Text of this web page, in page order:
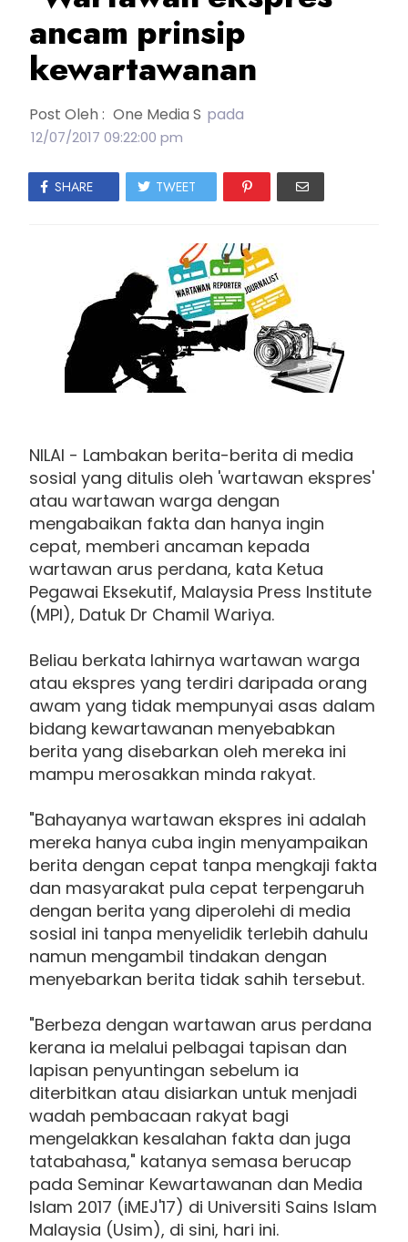
ancam prinsip
kewartawanan
Post Oleh : One Media S pada
12/07/2017 09:22:00 pm
SHARE TWEET
NILAI - Lambakan berita-berita di media
sosial yang ditulis oleh 'wartawan ekspres'
atau wartawan warga dengan
mengabaikan fakta dan hanya ingin
cepat, memberi ancaman kepada
wartawan arus perdana, kata Ketua
Pegawai Eksekutif, Malaysia Press Institute
(MPI), Datuk Dr Chamil Wariya.
Beliau berkata lahirnya wartawan warga
atau ekspres yang terdiri daripada orang
awam yang tidak mempunyai asas dalam
bidang kewartawanan menyebabkan
berita yang disebarkan oleh mereka ini
mampu merosakkan minda rakyat.
"Bahayanya wartawan ekspres ini adalah
mereka hanya cuba ingin menyampaikan
berita dengan cepat tanpa mengkaji fakta
dan masyarakat pula cepat terpengaruh
dengan berita yang diperolehi di media
sosial ini tanpa menyelidik terlebih dahulu
namun mengambil tindakan dengan
menyebarkan berita tidak sahih tersebut.
"Berbeza dengan wartawan arus perdana
kerana ia melalui pelbagai tapisan dan
lapisan penyuntingan sebelum ia
diterbitkan atau disiarkan untuk menjadi
wadah pembacaan rakyat bagi
mengelakkan kesalahan fakta dan juga
tatabahasa," katanya semasa berucap
pada Seminar Kewartawanan dan Media
Islam 2017 (iMEJ'17) di Universiti Sains Islam
Malaysia (Usim), di sini, hari ini.